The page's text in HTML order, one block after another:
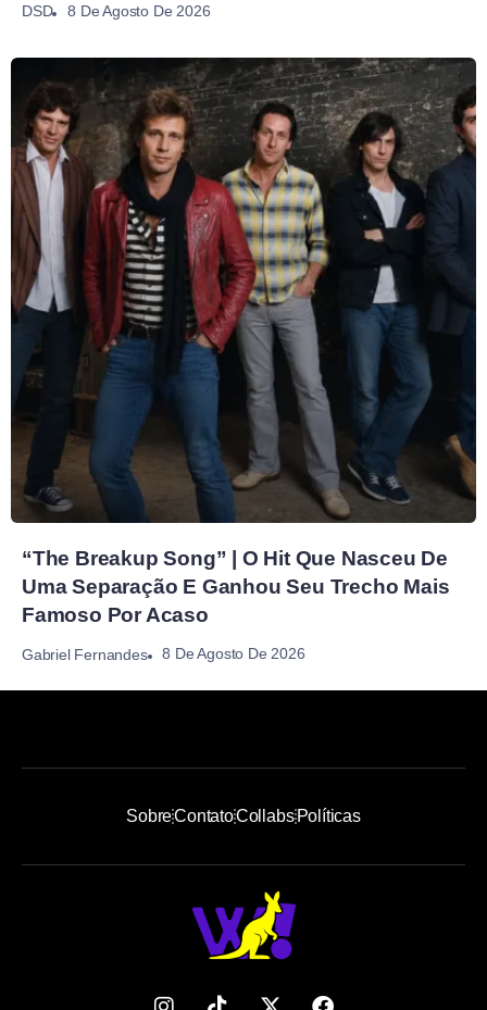
DSD 8 De Agosto De 2026
“The Breakup Song” | O Hit Que Nasceu De
Uma Separação E Ganhou Seu Trecho Mais
Famoso Por Acaso
Gabriel Fernandes 8 De Agosto De 2026
SobreContatoCollabsPolíticas